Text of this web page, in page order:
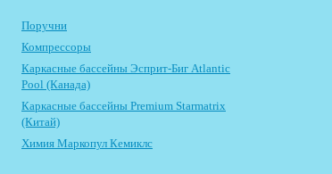
Поручни
Компрессоры
Каркасные бассейны Эсприт-Биг Atlantic
Pool (Канада)
Каркасные бассейны Premium Starmatrix
(Китай)
Химия Маркопул Кемиклс